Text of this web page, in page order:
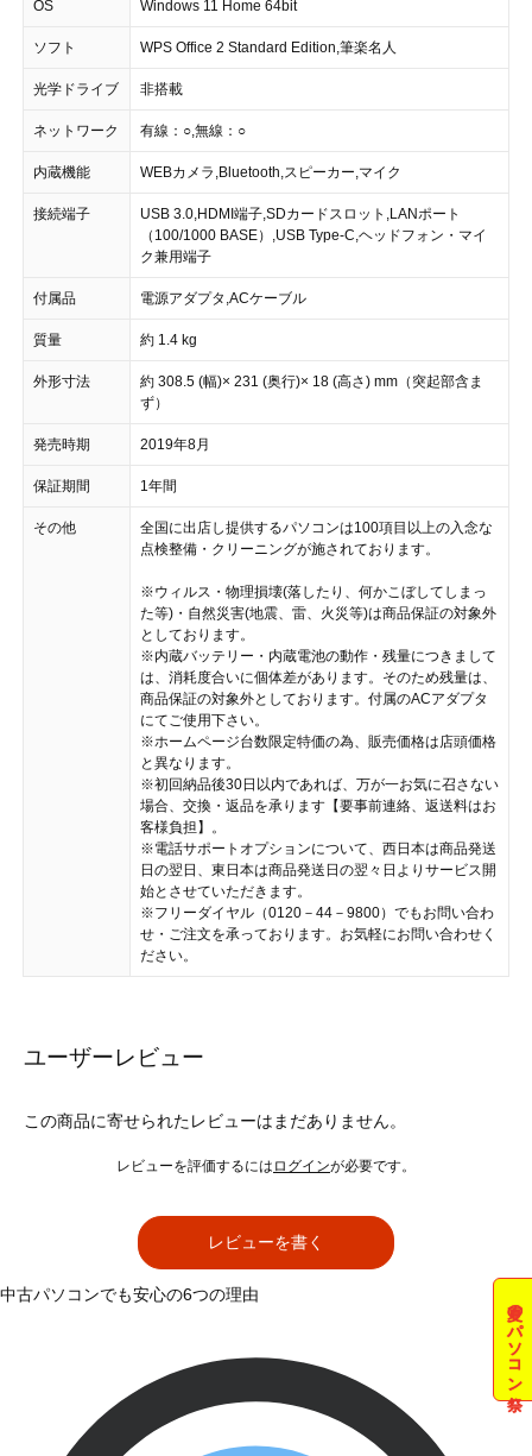
OS Windows 11 Home 64bit
ソフト WPS Office 2 Standard Edition,筆楽名人
光学ドライブ 非搭載
ネットワーク 有線：○,無線：○
内蔵機能 WEBカメラ,Bluetooth,スピーカー,マイク
接続端子
USB 3.0,HDMI端子,SDカードスロット,LANポート
（100/1000 BASE）,USB Type-C,ヘッドフォン・マイ
ク兼用端子
付属品 電源アダプタ,ACケーブル
質量 約 1.4 kg
外形寸法
約 308.5 (幅)× 231 (奥行)× 18 (高さ) mm（突起部含ま
ず）
発売時期 2019年8月
保証期間 1年間
その他
全国に出店し提供するパソコンは100項目以上の入念な
点検整備・クリーニングが施されております。
※ウィルス・物理損壊(落したり、何かこぼしてしまっ
た等)・自然災害(地震、雷、火災等)は商品保証の対象外
としております。
※内蔵バッテリー・内蔵電池の動作・残量につきまして
は、消耗度合いに個体差があります。そのため残量は、
商品保証の対象外としております。付属のACアダプタ
にてご使用下さい。
※ホームページ台数限定特価の為、販売価格は店頭価格
と異なります。
※初回納品後30日以内であれば、万が一お気に召さない
場合、交換・返品を承ります【要事前連絡、返送料はお
客様負担】。
※電話サポートオプションについて、西日本は商品発送
日の翌日、東日本は商品発送日の翌々日よりサービス開
始とさせていただきます。
※フリーダイヤル（0120－44－9800）でもお問い合わ
せ・ご注文を承っております。お気軽にお問い合わせく
ださい。
ユーザーレビュー
この商品に寄せられたレビューはまだありません。
レビューを評価するには ログインが必要です。
レビューを書く
夏のパソコン祭
中古パソコンでも安心の6つの理由